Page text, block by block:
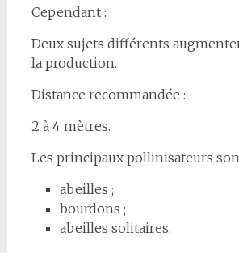
Cependant :
Deux sujets différents
la production.
Distance recommandée :
2 à 4 mètres.
Les principaux pollinisateurs
abeilles ;
bourdons ;
abeilles solitaires.